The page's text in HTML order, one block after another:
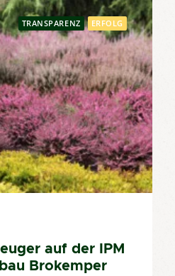
TRANSPARENZ ERFOLG
auf der IPM
Brokemper